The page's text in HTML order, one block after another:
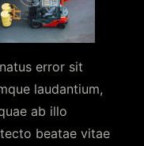
error sit
laudantium,
ab illo
beatae vitae